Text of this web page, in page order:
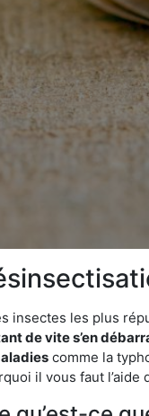
insectes les plus
de vite s’en
comme la
il vous faut